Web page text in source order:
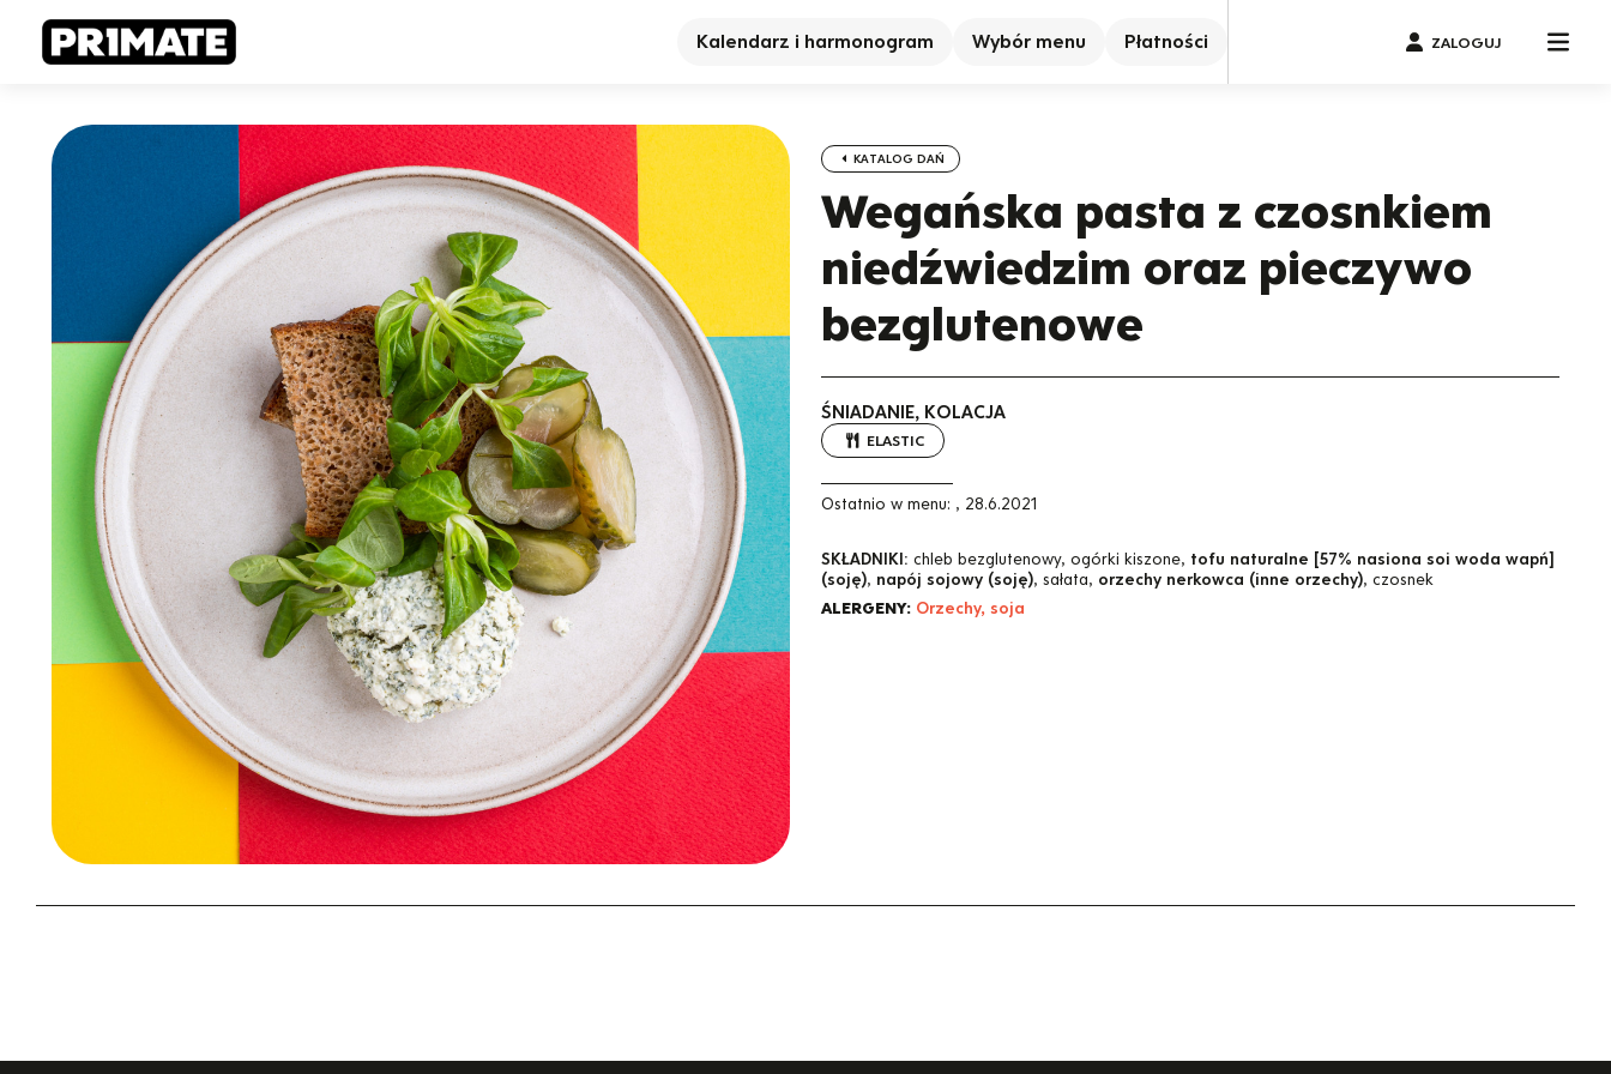
Kalendarz i harmonogram Wybór menu Płatności ZALOGUJ
KATALOG DAŃ
Wegańska pasta z czosnkiem
niedźwiedzim oraz pieczywo
bezglutenowe
ŚNIADANIE, KOLACJA
ELASTIC
Ostatnio w menu: , 28.6.2021
SKŁADNIKI: chleb bezglutenowy, ogórki kiszone, tofu naturalne [57% nasiona soi woda wapń]
(soję), napój sojowy (soję), sałata, orzechy nerkowca (inne orzechy), czosnek
ALERGENY: Orzechy, soja